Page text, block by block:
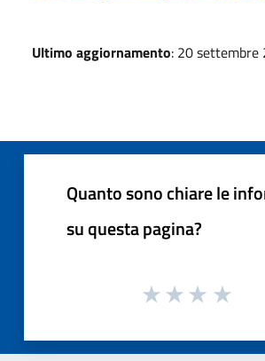
Ultimo aggiornamento: 20 settembre
Quanto sono chiare le
su questa pagina?